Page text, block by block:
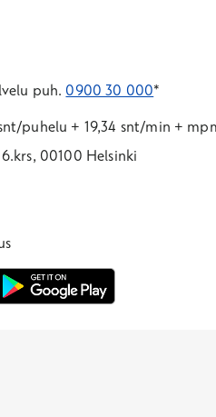
puh. 0900 30 000*
puhelu + 19,34 snt/min +
00100 Helsinki